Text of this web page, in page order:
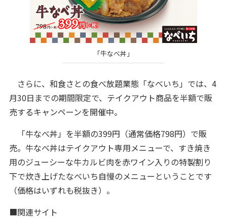
「牛なべ丼」
さらに、和食さとの食べ放題業態「なべいち」では、4
月30日までの期間限定で、テイクアウト商品を半額で販
売するキャンペーンを開催中。
「牛なべ丼」を半額の399円（通常価格798円）で販
売。牛なべ丼はテイクアウト専用メニューで、すき焼き
用のジューシーな牛カルビ肉を赤ワイン入りの特製割り
下で炊き上げたなべいち自慢のメニューということです
（価格はいずれも税抜き）。
■関連サイト